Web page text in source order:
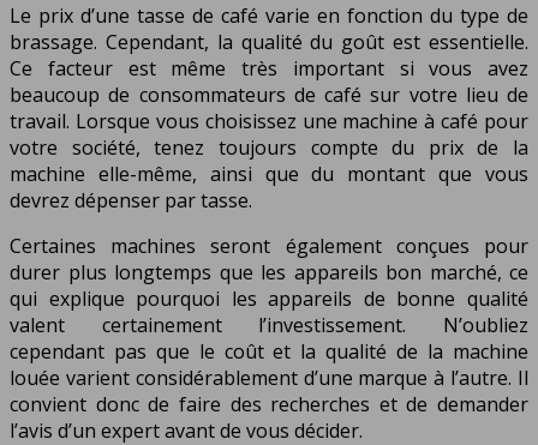
Le prix d’une tasse de café varie en fonction du type de
brassage. Cependant, la qualité du goût est essentielle.
Ce facteur est même très important si vous avez
beaucoup de consommateurs de café sur votre lieu de
travail. Lorsque vous choisissez une machine à café pour
votre société, tenez toujours compte du prix de la
machine elle-même, ainsi que du montant que vous
devrez dépenser par tasse.
Certaines machines seront également conçues pour
durer plus longtemps que les appareils bon marché, ce
qui explique pourquoi les appareils de bonne qualité
valent certainement l’investissement. N’oubliez
cependant pas que le coût et la qualité de la machine
louée varient considérablement d’une marque à l’autre. Il
convient donc de faire des recherches et de demander
l’avis d’un expert avant de vous décider.